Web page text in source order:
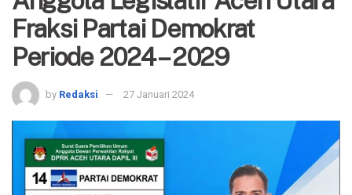
Fraksi Partai Demokrat
Periode 2024 – 2029
by Redaksi 27 Januari 2024